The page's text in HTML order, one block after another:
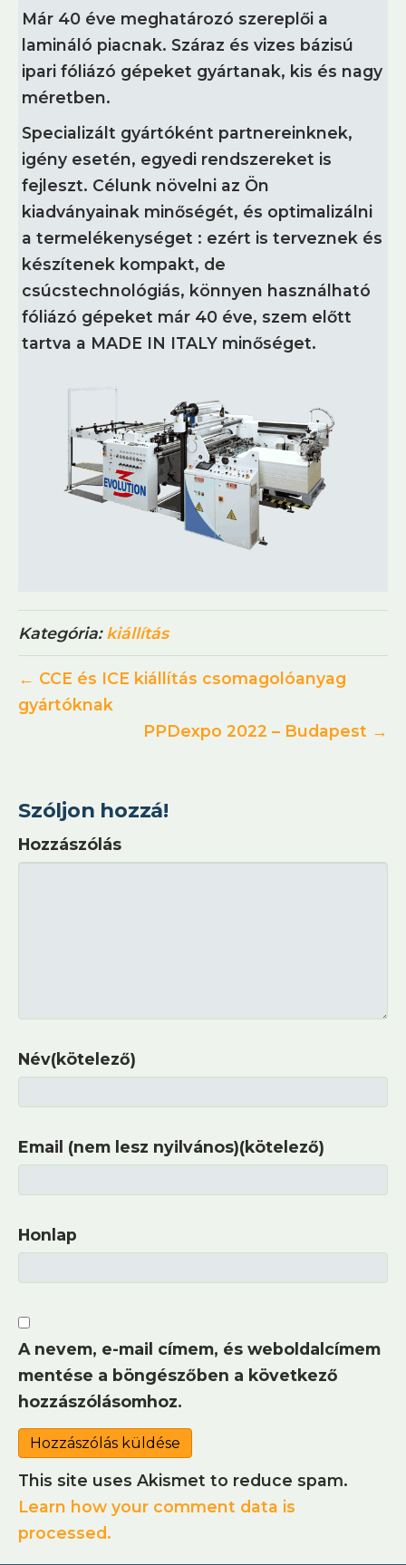
Már 40 éve meghatározó szereplői a
lamináló piacnak. Száraz és vizes bázisú
ipari fóliázó gépeket gyártanak, kis és nagy
méretben.
Specializált gyártóként partnereinknek,
igény esetén, egyedi rendszereket is
fejleszt. Célunk növelni az Ön
kiadványainak minőségét, és optimalizálni
a termelékenységet : ezért is terveznek és
készítenek kompakt, de
csúcstechnológiás, könnyen használható
fóliázó gépeket már 40 éve, szem előtt
tartva a MADE IN ITALY minőséget.
Kategória:kiállítás
← CCE és ICE kiállítás csomagolóanyag
gyártóknak
PPDexpo 2022 – Budapest →
Szóljon hozzá!
Hozzászólás
Név(kötelező)
Email (nem lesz nyilvános)(kötelező)
Honlap
A nevem, e-mail címem, és weboldalcímem
mentése a böngészőben a következő
hozzászólásomhoz.
This site uses Akismet to reduce spam.
Learn how your comment data is
processed.